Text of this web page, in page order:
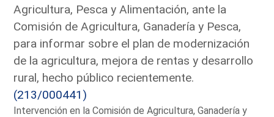
Agricultura, Pesca y Alimentación, ante la
Comisión de Agricultura, Ganadería y Pesca,
para informar sobre el plan de modernización
de la agricultura, mejora de rentas y desarrollo
rural, hecho público recientemente.
(213/000441)
Intervención en la Comisión de Agricultura, Ganadería y